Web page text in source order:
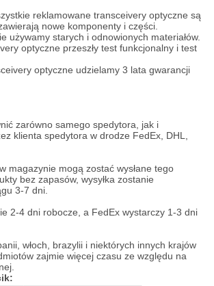
reklamowane transceivery optyczne są
nowe komponenty i części.
używamy starych i odnowionych materiałów.
optyczne przeszły test funkcjonalny i test
optyczne udzielamy 3 lata gwarancji
zarówno samego spedytora, jak i
klienta spedytora w drodze FedEx, DHL,
magazynie mogą zostać wysłane tego
bez zapasów, wysyłka zostanie
3-7 dni.
2-4 dni robocze, a FedEx wystarczy 1-3 dni
włoch, brazylii i niektórych innych krajów
zajmie więcej czasu ze względu na